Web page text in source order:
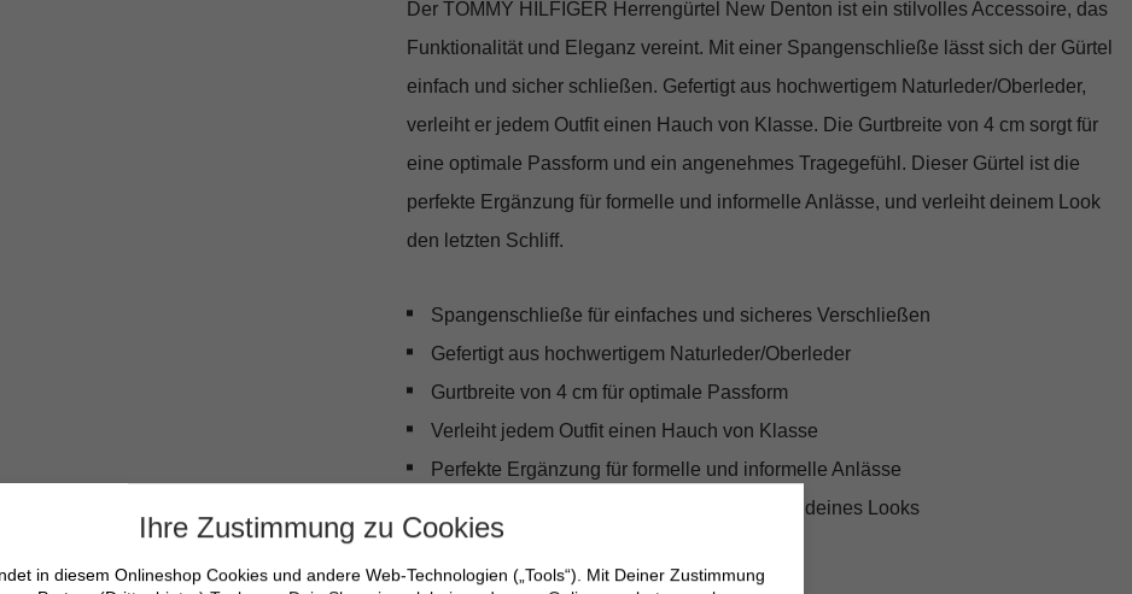
Der TOMMY HILFIGER Herrengürtel New Denton ist ein stilvolles Accessoire, das
Funktionalität und Eleganz vereint. Mit einer Spangenschließe lässt sich der Gürtel
einfach und sicher schließen. Gefertigt aus hochwertigem Naturleder/Oberleder,
verleiht er jedem Outfit einen Hauch von Klasse. Die Gurtbreite von 4 cm sorgt für
eine optimale Passform und ein angenehmes Tragegefühl. Dieser Gürtel ist die
perfekte Ergänzung für formelle und informelle Anlässe, und verleiht deinem Look
den letzten Schliff.
Spangenschließe für einfaches und sicheres Verschließen
Gefertigt aus hochwertigem Naturleder/Oberleder
Gurtbreite von 4 cm für optimale Passform
Verleiht jedem Outfit einen Hauch von Klasse
Perfekte Ergänzung für formelle und informelle Anlässe
Elegantes Accessoire für den letzten Schliff deines Looks
Ihre Zustimmung zu Cookies
in diesem Onlineshop Cookies und andere Web-Technologien („Tools“). Mit Deiner Zustimmung